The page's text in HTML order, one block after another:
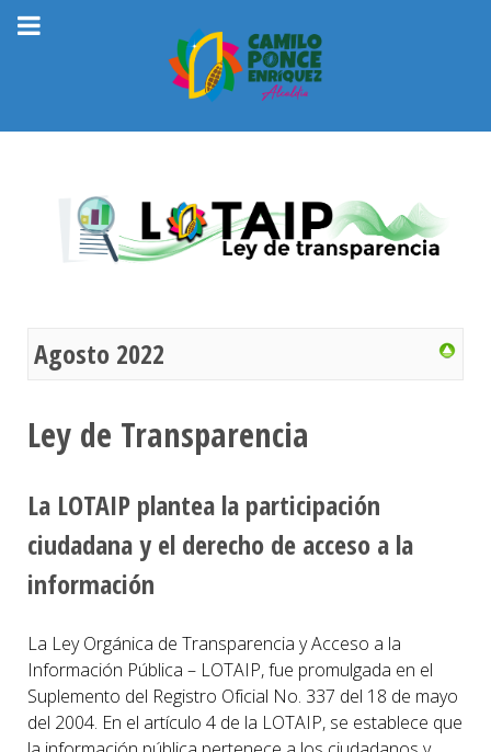
Agosto 2022
Ley de Transparencia
La LOTAIP plantea la participación
ciudadana y el derecho de acceso a la
información
La Ley Orgánica de Transparencia y Acceso a la
Información Pública – LOTAIP, fue promulgada en el
Suplemento del Registro Oficial No. 337 del 18 de mayo
del 2004. En el artículo 4 de la LOTAIP, se establece que